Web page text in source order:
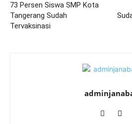
73 Persen Siswa SMP Kota
Tangerang Sudah
Tervaksinasi